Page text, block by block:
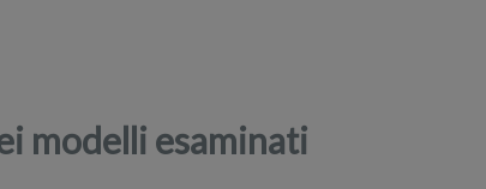
modelli esaminati